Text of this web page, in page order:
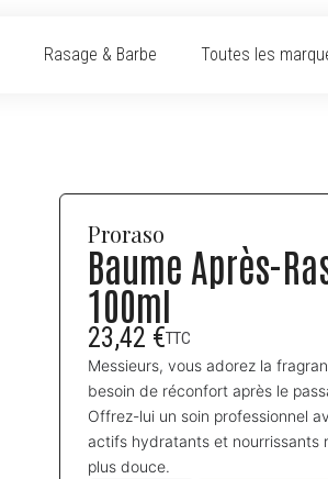
Rasage & Barbe Toutes les
Proraso
Baume Après-
100ml
23,42 €TTC
Messieurs, vous adorez la
besoin de réconfort après le
Offrez-lui un soin professionnel
actifs hydratants et nourrissants
plus douce.